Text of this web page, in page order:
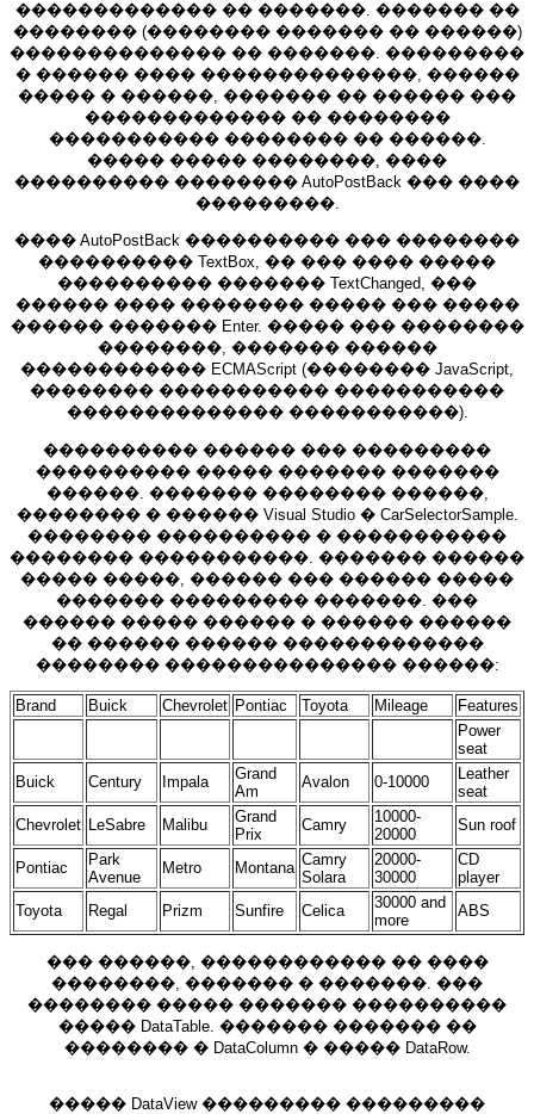
������������� �� �������. ������� ��
�������� (�������� ������� �� ������)
�������������� �� �������. ���������
� ������ ���� ��������������, ������
����� � ������, ������� �� ������ ���
������������� �� ��������
����������� �������� �� ������.
����� ����� ��������, ����
���������� �������� AutoPostBack ��� ����
���������.
���� AutoPostBack ���������� ��� ��������
���������� TextBox, �� ��� ���� �����
���������� ������� TextChanged, ���
������ ���� �������� ����� ��� �����
������ ������� Enter. ����� ��� ��������
��������, ������� ������
������������ ECMAScript (�������� JavaScript,
�������� ����������� �����������
�������������� �����������).
���������� ������ ��� ���������
���������� ����� ������� �������
������. ������� �������� ������,
�������� � ������ Visual Studio � CarSelectorSample.
�������� ���������� � �����������
�������� �����������. ������� ������
����� �����, ������ ��� ������ �����
������� ��������� �������. ���
������ ����� ������ � ������ ������
�� ������ ������ �������������
�������� ��������������� ������:
Brand Buick Chevrolet Pontiac Toyota Mileage
Features
Power
seat
Buick
Century Impala
Grand
Am
Avalon 0-10000
Leather
seat
Chevrolet LeSabre Malibu
Grand
Prix
Camry
10000-
20000
Sun roof
Pontiac
Park
Avenue
Metro Montana Camry
Solara
20000-
30000
CD
player
Toyota
Regal Prizm Sunfire Celica
30000 and
more
ABS
��� ������, ������������ �� ����
��������, ������� � �������. ���
�������� ����� ������� ����������
����� DataTable. ������� ������� ��
�������� � DataColumn � ����� DataRow.
����� DataView ��������� ���������